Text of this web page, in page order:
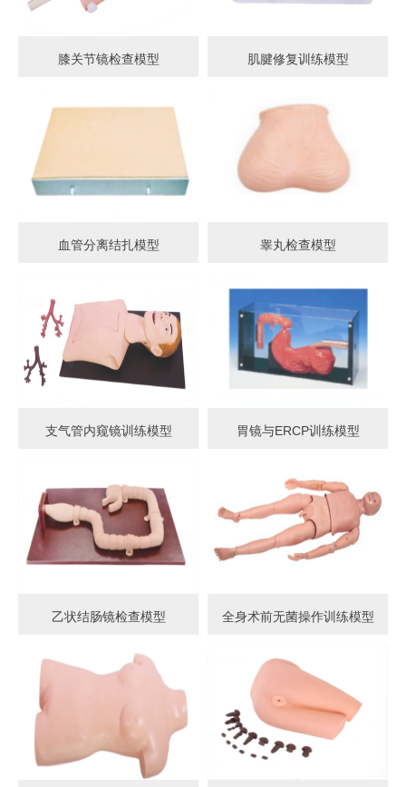
膝关节镜检查模型 肌腱修复训练模型
血管分离结扎模型 睾丸检查模型
支气管内窥镜训练模型 胃镜与ERCP训练模型
乙状结肠镜检查模型 全身术前无菌操作训练模型